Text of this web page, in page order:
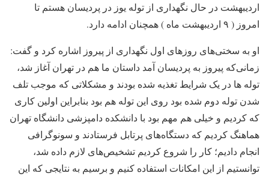
اردیبهشت در حال نگهداری از توله یوز در پردیسان هستم تا
امروز ( ۹ اردیبهشت ماه ) همچنان ادامه دارد.
او به سختی‌های روزهای اول نگهداری از پیروز اشاره کرد و گفت:
زمانی‌که پیروز به پردیسان آمد داستان ما هم در تهران آغاز شد،
توله ها در یک شرایط تغذیه شده بودند و مشکلاتی که موجب تلف
شدن توله دوم شده بود روی این توله هم بود بنابراین اولین کاری
که کردیم و خیلی هم مهم بود با دانشکده دامپزشی دانشگاه تهران
هماهنگ کردیم که دستگاه‌های پرتابل فرستادند و سونوگرافی
انجام دادیم؛ کار را شروع کردیم تشخیص‌های لازم داده شد،
توانستیم از این امکانات استفاده کنیم و برسیم به نتایجی که این